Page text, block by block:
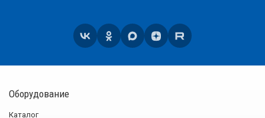
Оборудование
Каталог